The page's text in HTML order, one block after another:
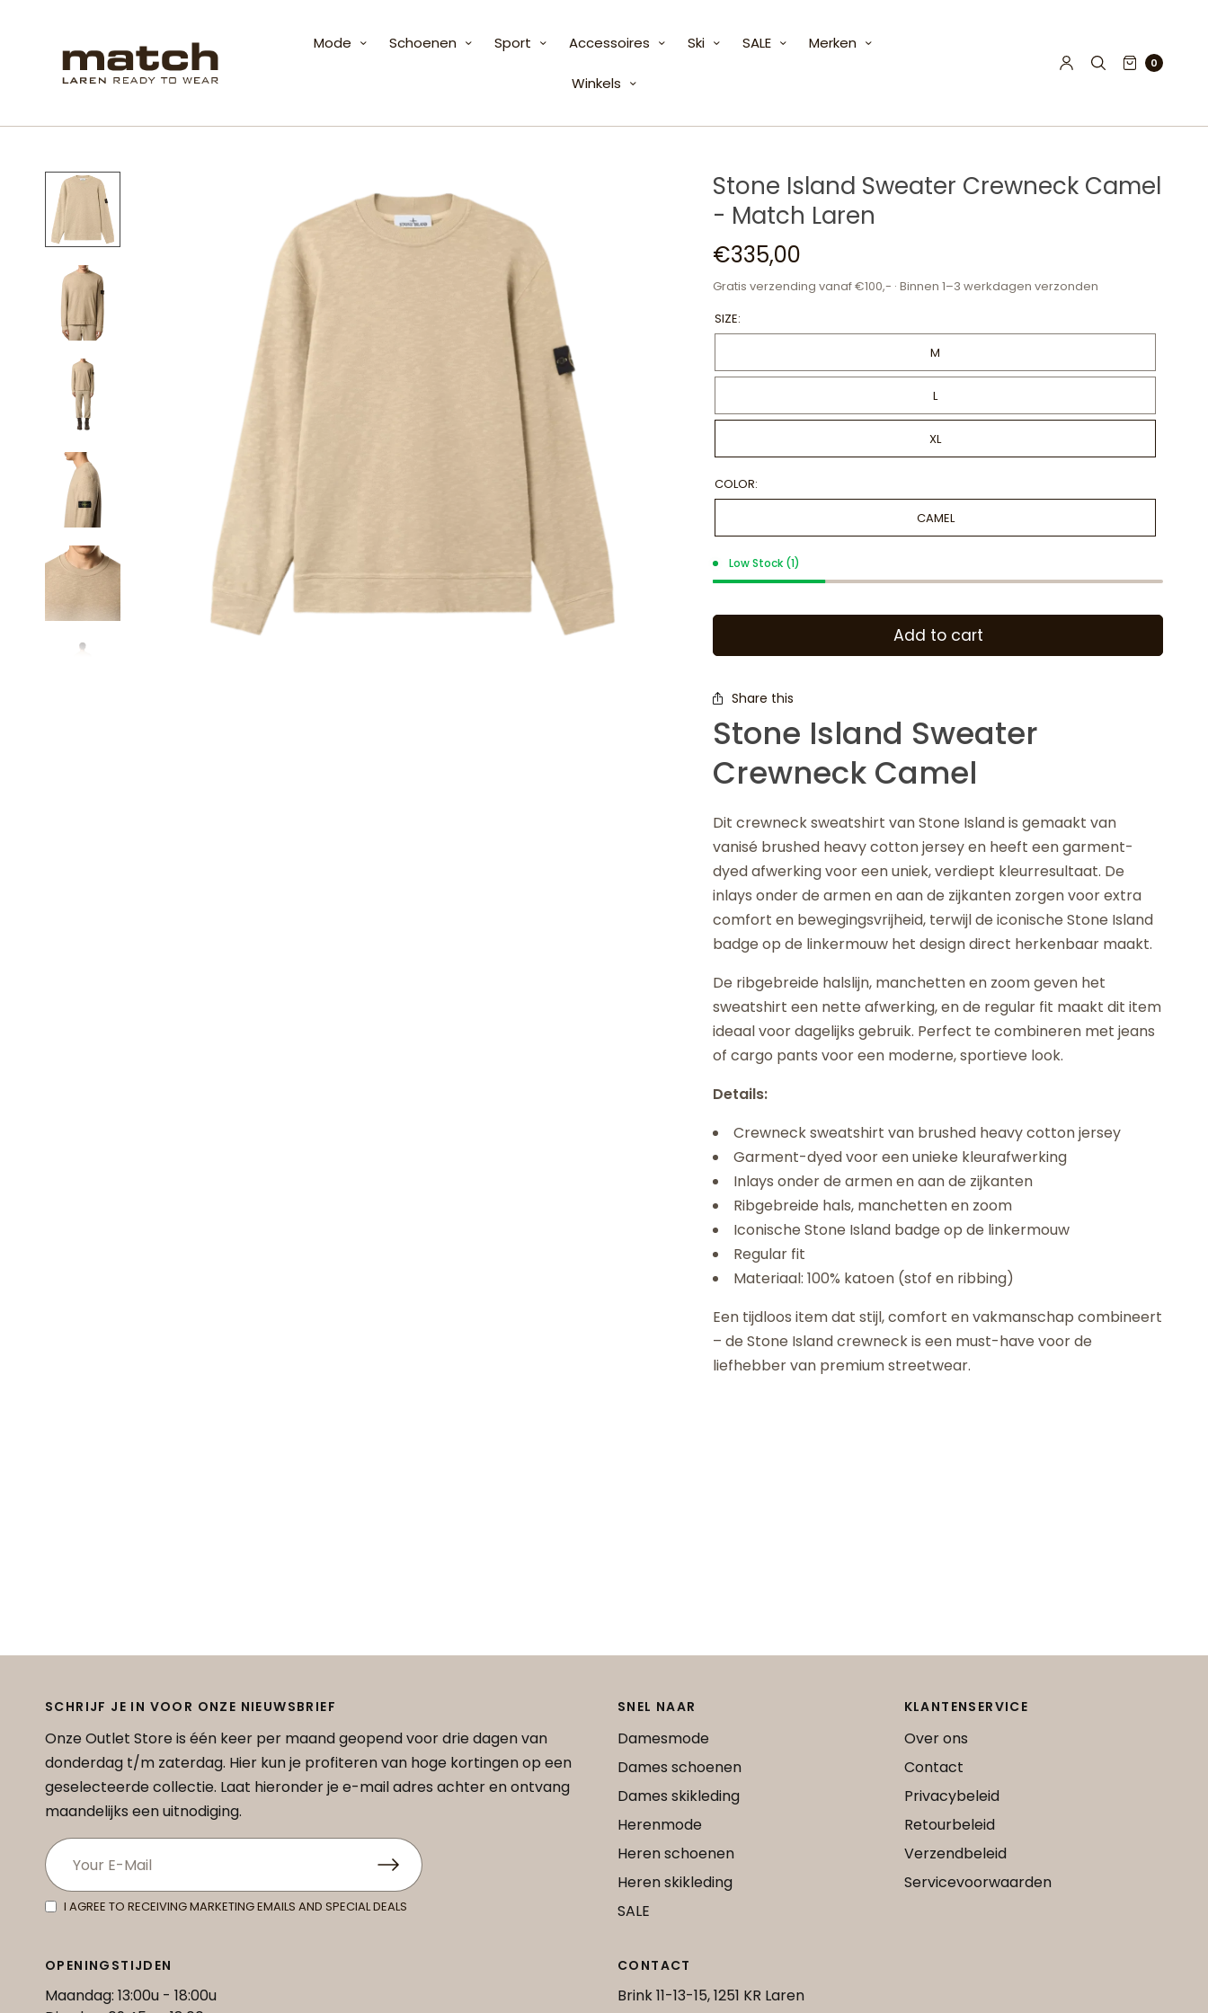
Mode Schoenen Sport Accessoires Ski SALE Merken
Winkels
0
Stone Island Sweater Crewneck Camel
- Match Laren
€335,00
Gratis verzending vanaf €100,- · Binnen 1–3 werkdagen verzonden
SIZE:
M
L
XL
COLOR:
CAMEL
Low Stock (1)
Add to cart
Share this
Stone Island Sweater
Crewneck Camel
Dit crewneck sweatshirt van Stone Island is gemaakt van
vanisé brushed heavy cotton jersey en heeft een garment-
dyed afwerking voor een uniek, verdiept kleurresultaat. De
inlays onder de armen en aan de zijkanten zorgen voor extra
comfort en bewegingsvrijheid, terwijl de iconische Stone Island
badge op de linkermouw het design direct herkenbaar maakt.
De ribgebreide halslijn, manchetten en zoom geven het
sweatshirt een nette afwerking, en de regular fit maakt dit item
ideaal voor dagelijks gebruik. Perfect te combineren met jeans
of cargo pants voor een moderne, sportieve look.
Details:
Crewneck sweatshirt van brushed heavy cotton jersey
Garment-dyed voor een unieke kleurafwerking
Inlays onder de armen en aan de zijkanten
Ribgebreide hals, manchetten en zoom
Iconische Stone Island badge op de linkermouw
Regular fit
Materiaal: 100% katoen (stof en ribbing)
Een tijdloos item dat stijl, comfort en vakmanschap combineert
– de Stone Island crewneck is een must-have voor de
liefhebber van premium streetwear.
SCHRIJF JE IN VOOR ONZE NIEUWSBRIEF
Onze Outlet Store is één keer per maand geopend voor drie dagen van
donderdag t/m zaterdag. Hier kun je profiteren van hoge kortingen op een
geselecteerde collectie. Laat hieronder je e-mail adres achter en ontvang
maandelijks een uitnodiging.
I AGREE TO RECEIVING MARKETING EMAILS AND SPECIAL DEALS
SNEL NAAR
Damesmode
Dames schoenen
Dames skikleding
Herenmode
Heren schoenen
Heren skikleding
SALE
KLANTENSERVICE
Over ons
Contact
Privacybeleid
Retourbeleid
Verzendbeleid
Servicevoorwaarden
OPENINGSTIJDEN
Maandag: 13:00u - 18:00u
CONTACT
Brink 11-13-15, 1251 KR Laren